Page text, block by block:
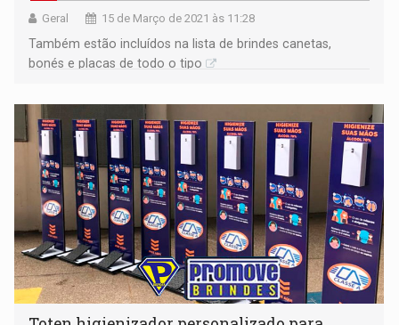
Geral 15 de Março de 2021 às 11:28
Também estão incluídos na lista de brindes canetas,
bonés e placas de todo o tipo